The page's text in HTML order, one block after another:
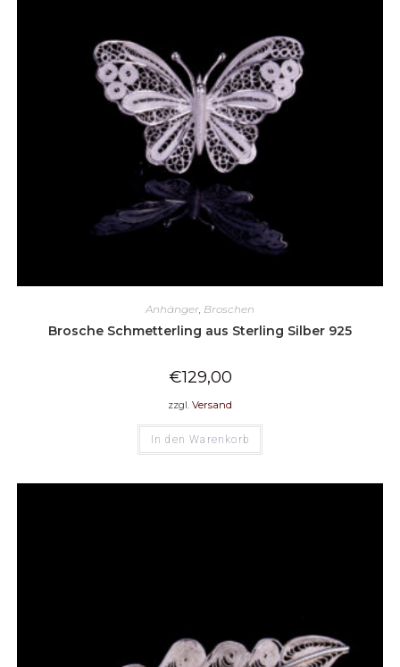
Anhänger Broschen
Brosche Schmetterling aus Sterling Silber 925
€129,00
zzgl. Versand
In den Warenkorb